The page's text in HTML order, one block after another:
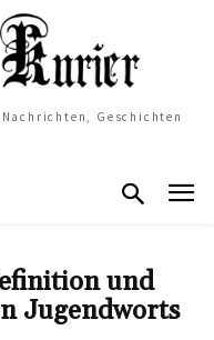
Geschichten
und
Jugendworts